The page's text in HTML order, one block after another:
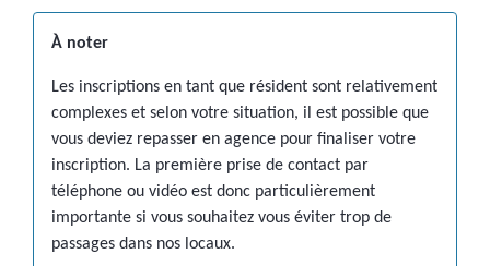
À noter
Les inscriptions en tant que résident sont relativement
complexes et selon votre situation, il est possible que
vous deviez repasser en agence pour finaliser votre
inscription. La première prise de contact par
téléphone ou vidéo est donc particulièrement
importante si vous souhaitez vous éviter trop de
passages dans nos locaux.